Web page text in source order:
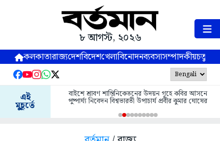
৮ আগস্ট, ২০২৬
কলকাতারাজ্যদেশবিদেশখেলাবিনোদনব্যবসাসম্পাদকীয়
এই
মুহূর্তে
বাইশে শ্রাবণ শান্তিনিকেতনের উদয়ন গৃহে কবির আসনে
পুষ্পার্ঘ্য নিবেদন বিশ্বভারতী উপাচার্য প্রবীর কুমার ঘোষের